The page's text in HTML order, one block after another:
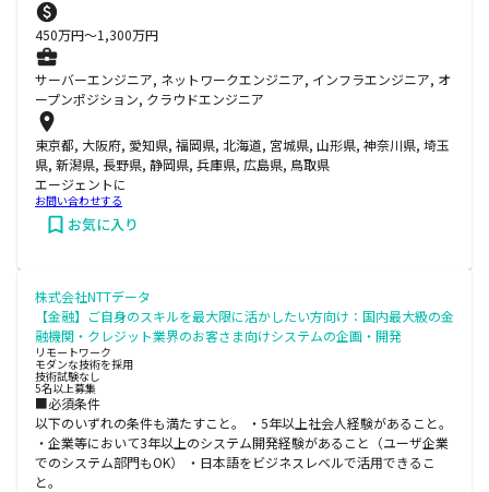
450万円〜1,300万円
サーバーエンジニア, ネットワークエンジニア, インフラエンジニア, オ
ープンポジション, クラウドエンジニア
東京都, 大阪府, 愛知県, 福岡県, 北海道, 宮城県, 山形県, 神奈川県, 埼玉
県, 新潟県, 長野県, 静岡県, 兵庫県, 広島県, 鳥取県
エージェントに
お問い合わせする
お気に入り
株式会社NTTデータ
【金融】ご自身のスキルを最大限に活かしたい方向け：国内最大級の金
融機関・クレジット業界のお客さま向けシステムの企画・開発
リモートワーク
モダンな技術を採用
技術試験なし
5名以上募集
■必須条件
以下のいずれの条件も満たすこと。 ・5年以上社会人経験があること。
・企業等において3年以上のシステム開発経験があること（ユーザ企業
でのシステム部門もOK） ・日本語をビジネスレベルで活用できるこ
と。